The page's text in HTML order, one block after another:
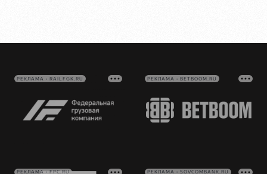
РЕКЛАМА • RAILFGK.RU РЕКЛАМА • BETBOOM.RU
РЕКЛАМА • FPC.RU РЕКЛАМА • SOVCOMBANK.RU